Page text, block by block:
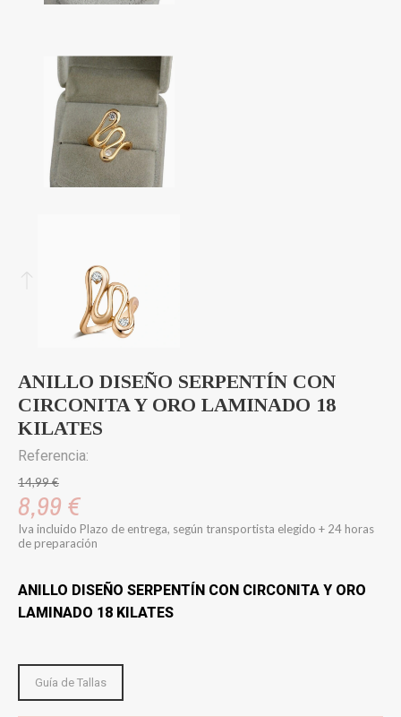
ANILLO DISEÑO SERPENTÍN CON
CIRCONITA Y ORO LAMINADO 18
KILATES
Referencia:
14,99 €
8,99 €
Iva incluido Plazo de entrega, según transportista elegido + 24 horas
de preparación
ANILLO DISEÑO SERPENTÍN CON CIRCONITA Y ORO
LAMINADO 18 KILATES
Guía de Tallas